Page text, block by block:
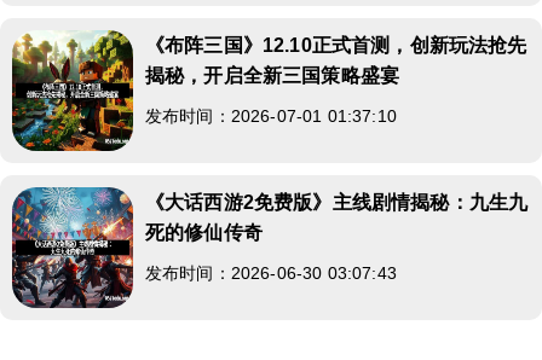
《布阵三国》12.10正式首测，创新玩法抢先
揭秘，开启全新三国策略盛宴
发布时间：2026-07-01 01:37:10
《大话西游2免费版》主线剧情揭秘：九生九
死的修仙传奇
发布时间：2026-06-30 03:07:43